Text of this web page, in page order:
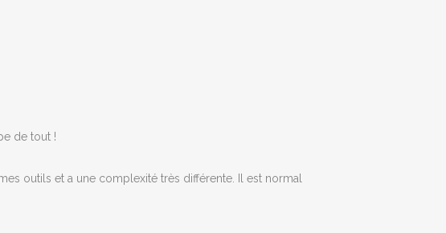
de tout !
outils et a une complexité très différente. Il est normal